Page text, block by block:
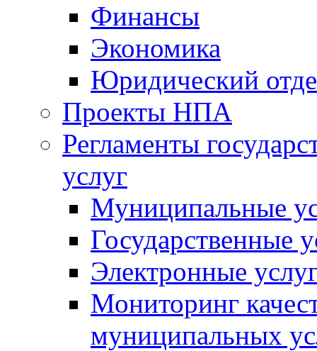
Финансы
Экономика
Юридический
Проекты НПА
Регламенты
услуг
Муниципальные
Государственные
Электронные
Мониторинг
муниципальных